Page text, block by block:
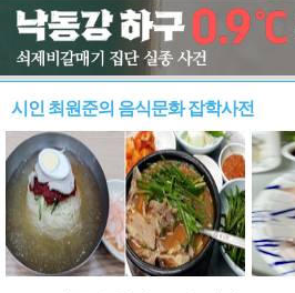
시인 최원준의 음식문화 잡학사전